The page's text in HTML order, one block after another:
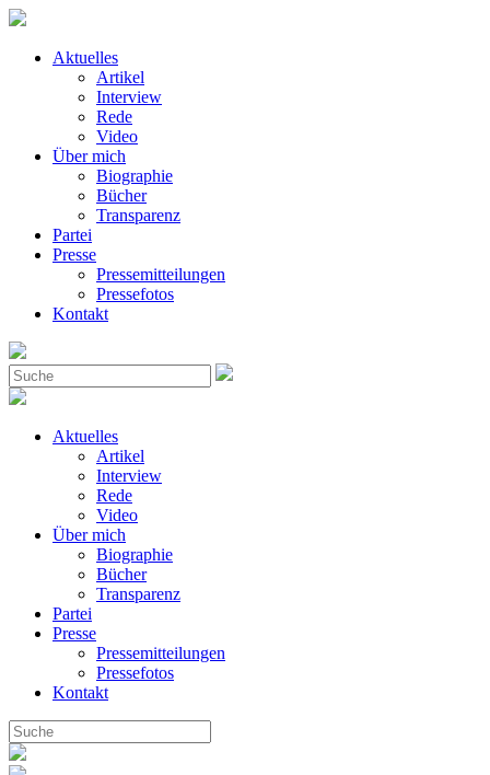
Aktuelles
Artikel
Interview
Rede
Video
Über mich
Biographie
Bücher
Transparenz
Partei
Presse
Pressemitteilungen
Pressefotos
Kontakt
Aktuelles
Artikel
Interview
Rede
Video
Über mich
Biographie
Bücher
Transparenz
Partei
Presse
Pressemitteilungen
Pressefotos
Kontakt